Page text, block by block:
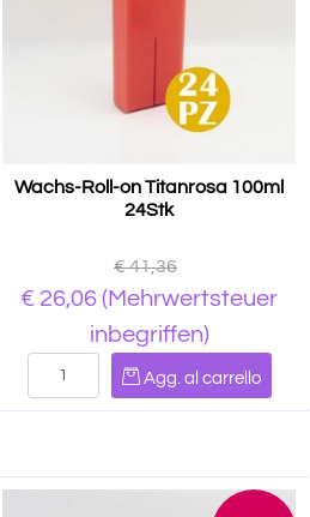
Wachs-Roll-on Titanrosa 100ml
24Stk
€ 41,36
€ 26,06 (Mehrwertsteuer
inbegriffen)
Quantità
Agg. al carrello